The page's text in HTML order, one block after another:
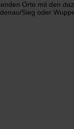
Orte mit den
Sieg oder